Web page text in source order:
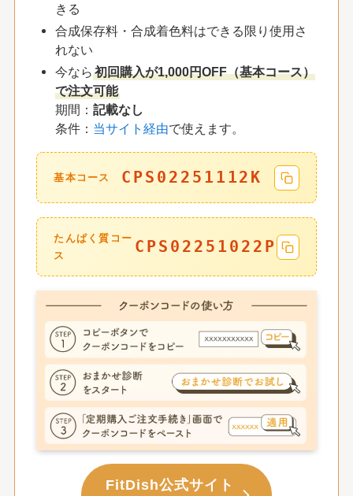
きる
合成保存料・合成着色料はできる限り使用さ
れない
今なら 初回購入が1,000円OFF（基本コース）
で注文可能
期間： 記載なし
条件： 当サイト経由で使えます。
基本コース CPS02251112K
たんぱく質コー
ス
CPS02251022P
FitDish公式サイト